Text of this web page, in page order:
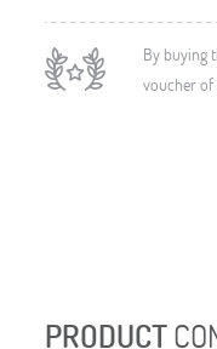
By buying
voucher of
PRODUCT